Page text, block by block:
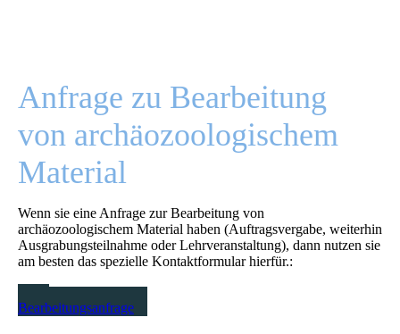
Anfrage zu Bearbeitung
von archäozoologischem
Material
Wenn sie eine Anfrage zur Bearbeitung von
archäozoologischem Material haben (Auftragsvergabe, weiterhin
Ausgrabungsteilnahme oder Lehrveranstaltung), dann nutzen sie
am besten das spezielle Kontaktformular hierfür.:
Bearbeitungsanfrage